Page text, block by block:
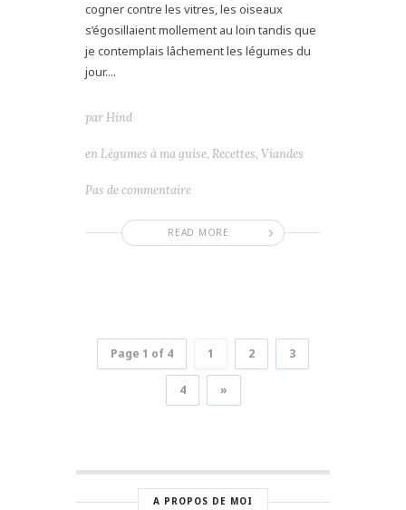
cogner contre les vitres, les oiseaux
s’égosillaient mollement au loin tandis que
je contemplais lâchement les légumes du
jour....
READ MORE
par Hind
en Légumes à ma guise, Recettes, Viandes
Pas de commentaire
Page 1 of 4 1 2 3
4 »
A PROPOS DE MOI